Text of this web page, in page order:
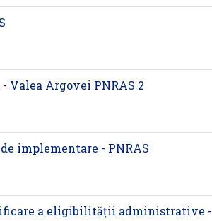
Valea Argovei PNRAS 2
implementare - PNRAS
a eligibilității administrative -